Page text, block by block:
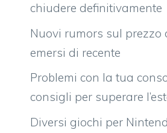
chiudere definitivamente
Nuovi rumors sul prezzo
emersi di recente
Problemi con la tua
consigli per superare
Diversi giochi per